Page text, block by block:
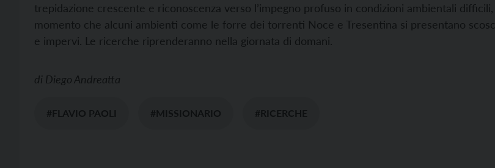
trepidazione crescente e riconoscenza verso l’impegno profuso in condizioni ambientali difficili,
momento che alcuni ambienti come le forre dei torrenti Noce e Tresentina si presentano
e impervi. Le ricerche riprenderanno nella giornata di domani.
di Diego Andreatta
#FLAVIO PAOLI #MISSIONARIO #RICERCHE